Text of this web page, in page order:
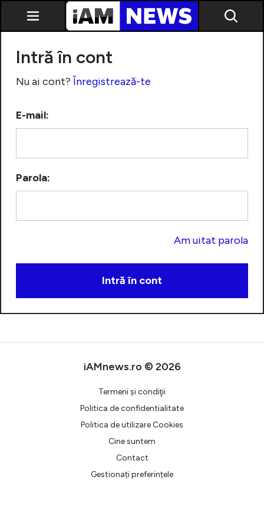
Creează cont
Intră în cont
Nu ai cont?Înregistrează-te
E-mail:
Parola:
Am uitat parola
iAMnews.ro © 2026
Termeni şi condiţii
Politica de confidentialitate
Politica de utilizare Cookies
Cine suntem
Contact
Gestionați preferințele